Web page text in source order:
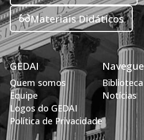
Materiais Didáticos
GEDAI
Quem somos
Equipe
Logos do GEDAI
Política de Privacidade
Navegue
Biblioteca
Notícias